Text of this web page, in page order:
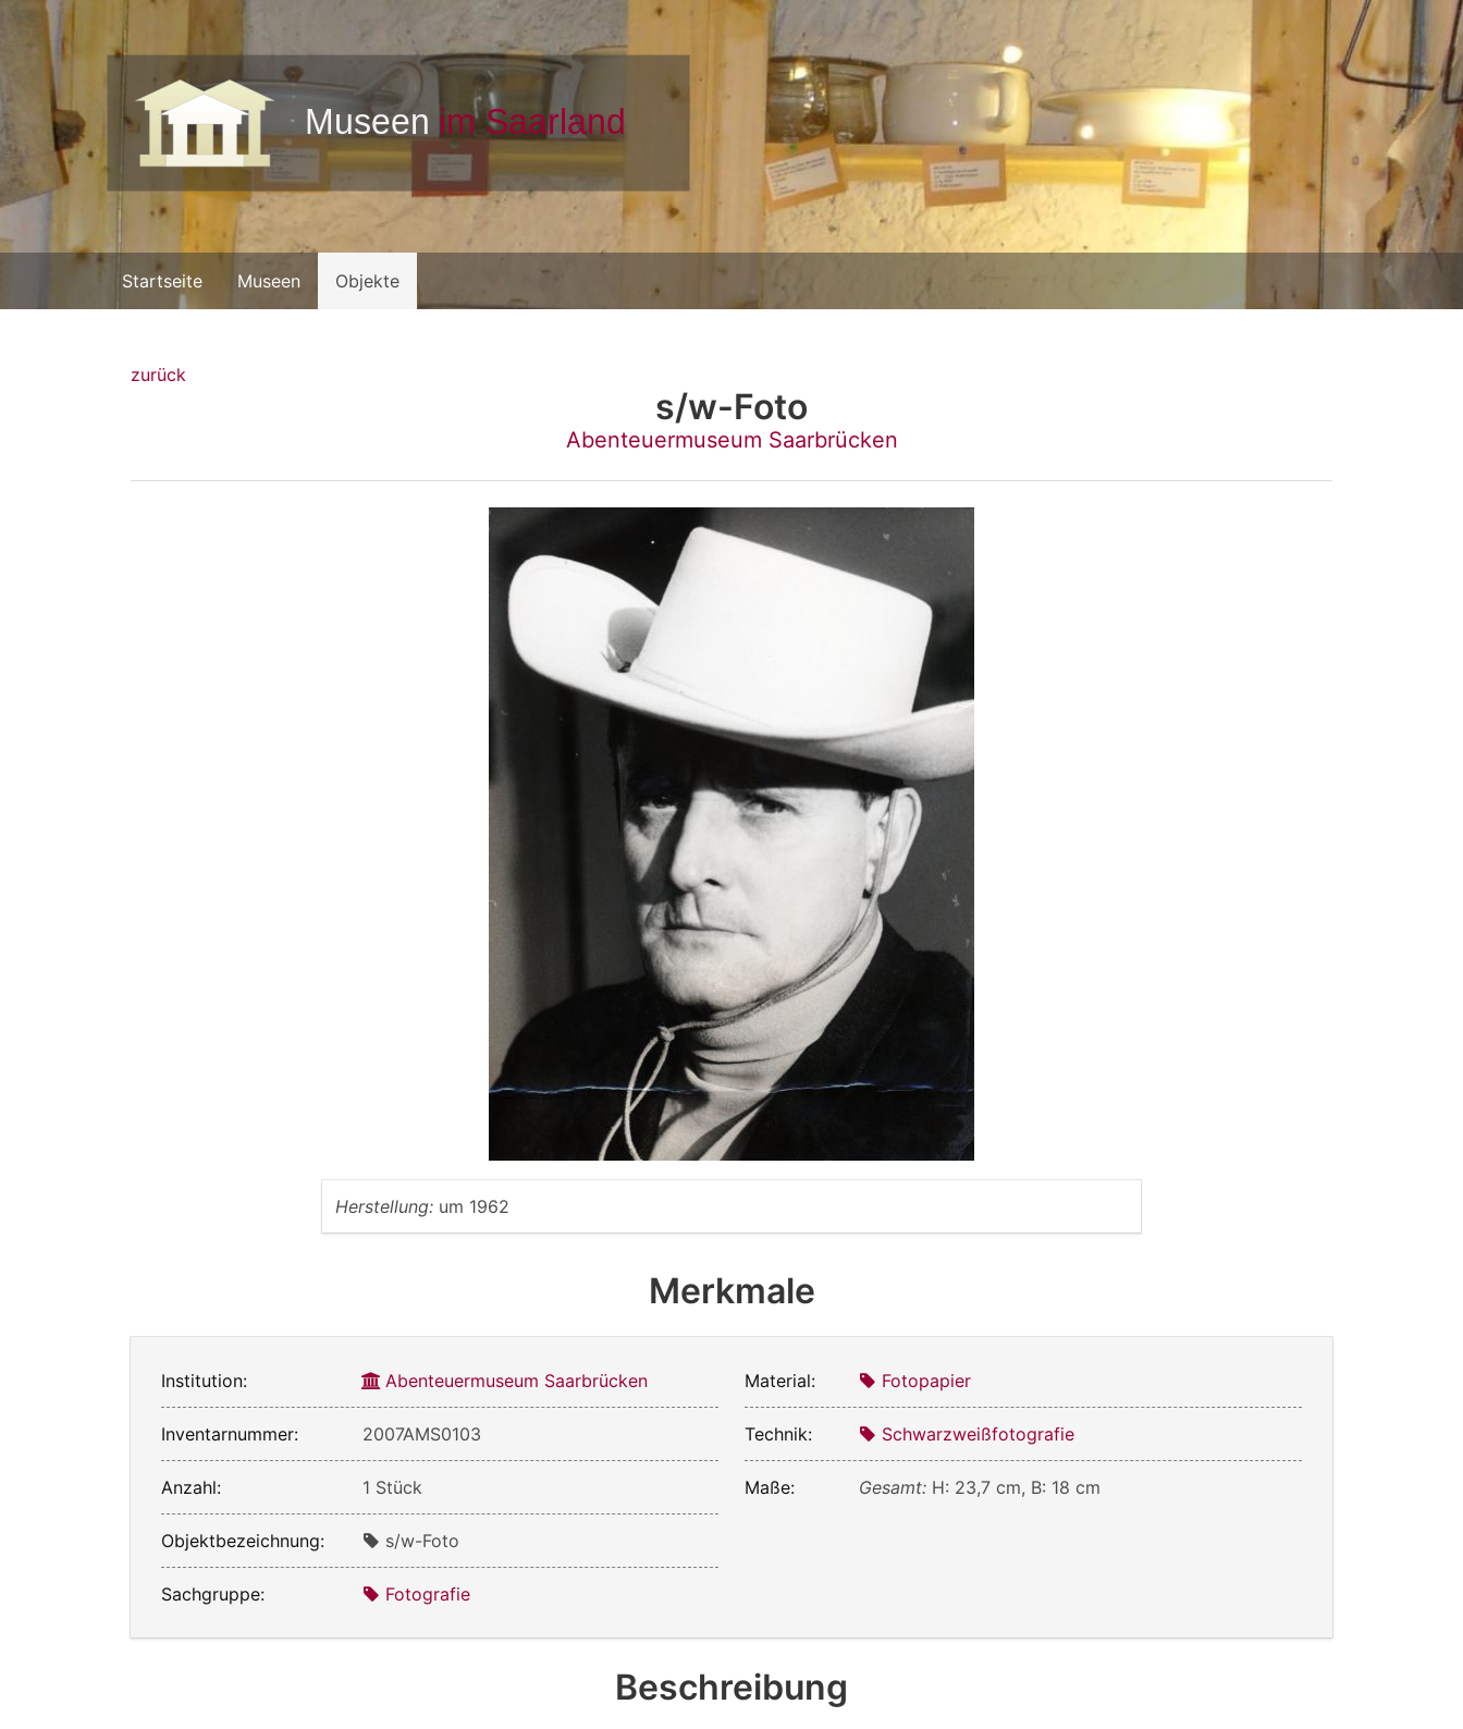
Startseite Museen Objekte
zurück
s/w-Foto
Abenteuermuseum Saarbrücken
Herstellung: um 1962
Merkmale
Institution: Abenteuermuseum Saarbrücken
Inventarnummer: 2007AMS0103
Anzahl: 1 Stück
Objektbezeichnung: s/w-Foto
Sachgruppe: Fotografie
Material: Fotopapier
Technik: Schwarzweißfotografie
Maße: Gesamt: H: 23,7 cm, B: 18 cm
Beschreibung